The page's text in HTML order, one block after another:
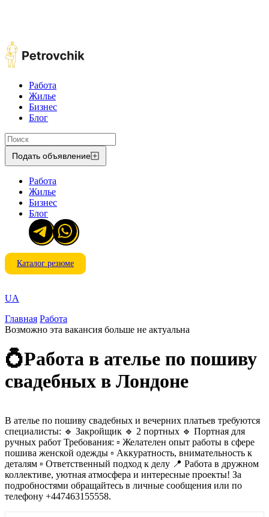
Работа
Жилье
Бизнес
Блог
Подать объявление
Работа
Жилье
Бизнес
Блог
Каталог резюме
UA
Главная Работа
Возможно эта вакансия больше не актуальна
💍Работа в ателье по пошиву
свадебных в Лондоне
В ателье по пошиву свадебных и вечерних платьев требуются
специалисты: 🔹 Закройщик 🔹 2 портных 🔹 Портная для
ручных работ Требования: ▫️ Желателен опыт работы в сфере
пошива женской одежды ▫️ Аккуратность, внимательность к
деталям ▫️ Ответственный подход к делу 📍 Работа в дружном
коллективе, уютная атмосфера и интересные проекты! За
подробностями обращайтесь в личные сообщения или по
телефону +447463155558.